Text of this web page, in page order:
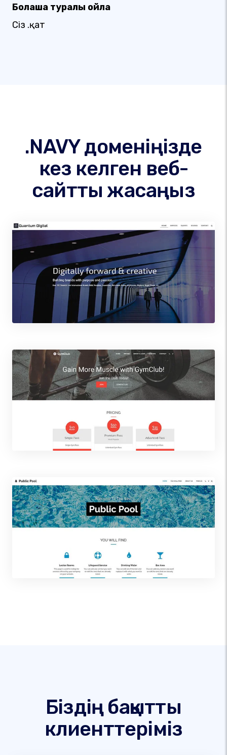
Болашақ туралы ойла
Сіз .қат
.NAVY доменіңізде
кез келген веб-
сайтты жасаңыз
Біздің бақытты
клиенттеріміз